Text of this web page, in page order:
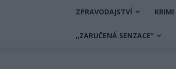
ZPRAVODAJSTVÍ KRIMI
„ZARUČENÁ SENZACE“